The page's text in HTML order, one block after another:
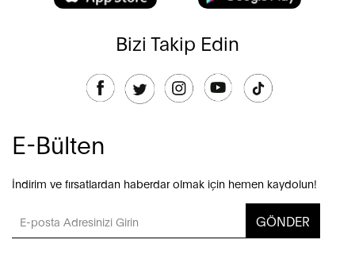
Bizi Takip Edin
E-Bülten
İndirim ve fırsatlardan haberdar olmak için hemen kaydolun!
GÖNDER